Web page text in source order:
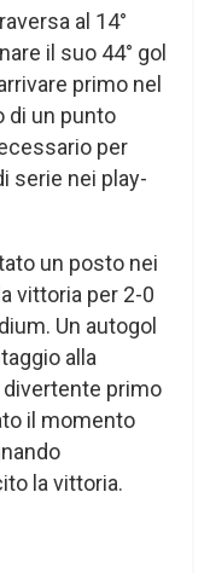
al 14°
il suo 44° gol
primo nel
di un punto
per
serie nei play-
un posto nei
vittoria per 2-0
Un autogol
alla
divertente primo
il momento
la vittoria.